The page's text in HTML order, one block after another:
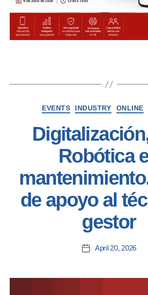
EVENTS INDUSTRY ONLINE
Robótica
de apoyo al
gestor
April 20, 2026